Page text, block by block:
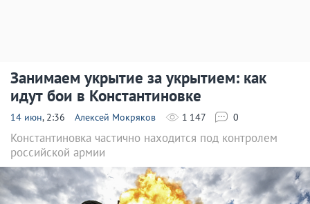
Занимаем укрытие за укрытием: как
идут бои в Константиновке
14 июн, 2:36 Алексей Мокряков 1 147 0
Константиновка частично находится под контролем
российской армии